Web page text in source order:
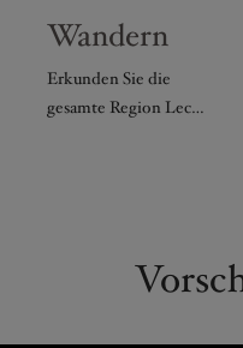
Wandern
Erkunden Sie die
gesamte Region Lech